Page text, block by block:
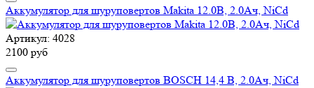
Аккумулятор для шуруповертов Makita 12.0В, 2.0Ач, NiCd
Артикул: 4028
2100 руб
Аккумулятор для шуруповертов BOSCH 14,4 В, 2.0Ач, NiCd